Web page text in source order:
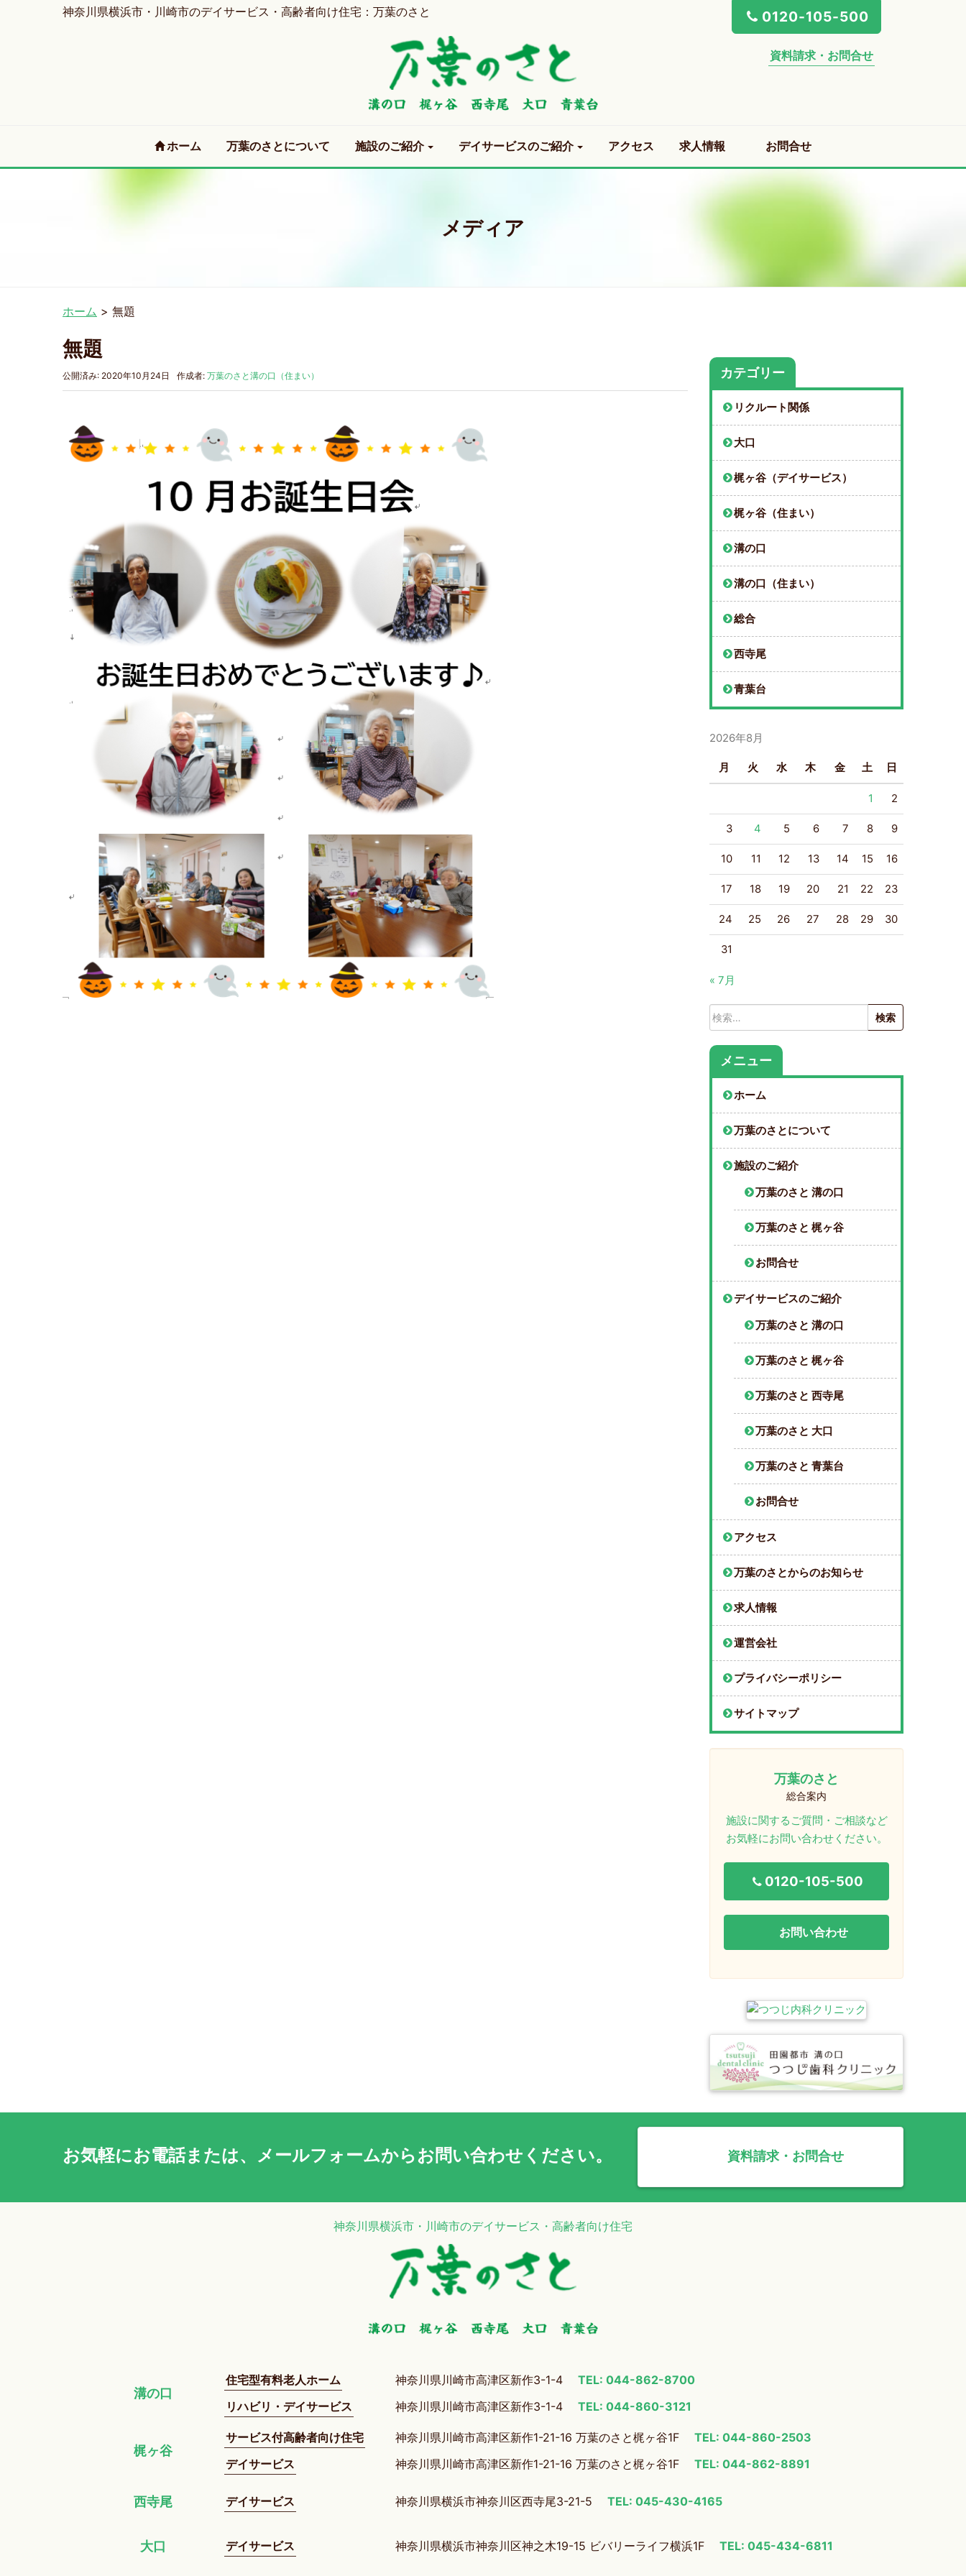
神奈川県横浜市・川崎市のデイサービス・高齢者向け住宅：万葉のさと 0120-105-500
資料請求・お問合せ
ホーム (current)
万葉のさとについて 施設のご紹介 デイサービスのご紹介 アクセス 求人情報 お問合せ
メディア
ホーム > 無題
無題
公開済み: 2020年10月24日 作成者: 万葉のさと溝の口（住まい） カテゴリー
リクルート関係
大口
梶ヶ谷（デイサービス）
梶ヶ谷（住まい）
溝の口
溝の口（住まい）
総合
西寺尾
青葉台
2026年8月
月 火 水 木 金 土 日
1 2
3 4 5 6 7 8 9
10 11 12 13 14 15 16
17 18 19 20 21 22 23
24 25 26 27 28 29 30
31
« 7月
検
索:
メニュー
ホーム
万葉のさとについて
施設のご紹介
万葉のさと 溝の口
万葉のさと 梶ヶ谷
お問合せ
デイサービスのご紹介
万葉のさと 溝の口
万葉のさと 梶ヶ谷
万葉のさと 西寺尾
万葉のさと 大口
万葉のさと 青葉台
お問合せ
アクセス
万葉のさとからのお知らせ
求人情報
運営会社
プライバシーポリシー
サイトマップ
万葉のさと
総合案内
施設に関するご質問・ご相談など
お気軽にお問い合わせください。
0120-105-500
お問い合わせ
お気軽にお電話または、 メールフォームからお問い合わせください。 資料請求・お問合せ
神奈川県横浜市・川崎市のデイサービス・高齢者向け住宅
溝の口
住宅型有料老人ホーム
リハビリ・デイサービス
神奈川県川崎市高津区新作3-1-4
TEL: 044-862-8700
神奈川県川崎市高津区新作3-1-4
TEL: 044-860-3121
梶ヶ谷
サービス付高齢者向け住宅
デイサービス
神奈川県川崎市高津区新作1-21-16 万葉のさと梶ヶ谷1F
TEL: 044-860-2503
神奈川県川崎市高津区新作1-21-16 万葉のさと梶ヶ谷1F
TEL: 044-862-8891
西寺尾 デイサービス 神奈川県横浜市神奈川区西寺尾3-21-5 TEL: 045-430-4165
大口 デイサービス 神奈川県横浜市神奈川区神之木19-15 ビバリーライフ横浜1F TEL: 045-434-6811